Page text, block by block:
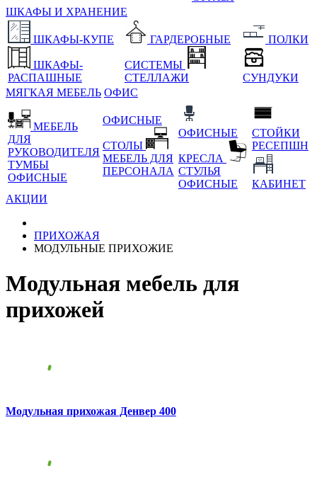
ШКАФЫ И ХРАНЕНИЕ
ШКАФЫ-КУПЕ
ШКАФЫ-
РАСПАШНЫЕ
ГАРДЕРОБНЫЕ
СИСТЕМЫ
СТЕЛЛАЖИ
ПОЛКИ
СУНДУКИ
МЯГКАЯ МЕБЕЛЬ ОФИС
МЕБЕЛЬ
ДЛЯ
РУКОВОДИТЕЛЯ
ТУМБЫ
ОФИСНЫЕ
ОФИСНЫЕ
СТОЛЫ
МЕБЕЛЬ ДЛЯ
ПЕРСОНАЛА
ОФИСНЫЕ
КРЕСЛА
СТУЛЬЯ
ОФИСНЫЕ
СТОЙКИ
РЕСЕПШН
КАБИНЕТ
АКЦИИ
ПРИХОЖАЯ
МОДУЛЬНЫЕ ПРИХОЖИЕ
Модульная мебель для
прихожей
Модульная прихожая Денвер 400